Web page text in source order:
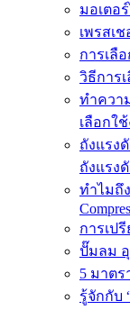
มอเตอ
เพรสเช
การเลื
วิธีการ
ทำควา
เลือกใ
ถังแรง
ถังแรง
ทำไมถึ
การเป
ปั๊มลม
5 มาต
รู้จักกับ